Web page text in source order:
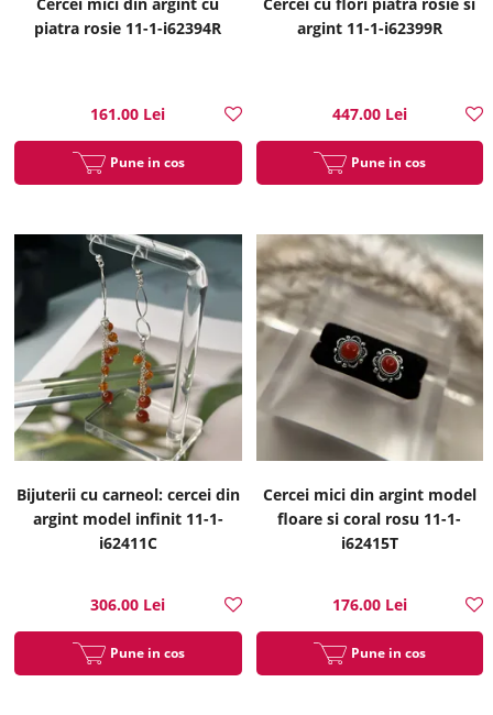
piatra rosie 11-1-i62394R
161.00 Lei
Pune in cos
argint 11-1-i62399R
447.00 Lei
Pune in cos
Bijuterii cu carneol: cercei din
argint model infinit 11-1-
i62411C
306.00 Lei
Pune in cos
Cercei mici din argint model
floare si coral rosu 11-1-
i62415T
176.00 Lei
Pune in cos